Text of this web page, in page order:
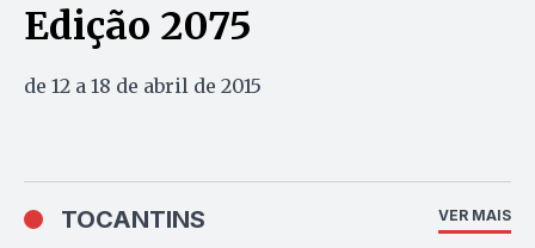
Edição 2075
de 12 a 18 de abril de 2015
TOCANTINS VER MAIS